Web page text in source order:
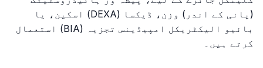
(پانی کے اندر) وزن، ڈیکسا (DEXA) اسکین، یا
بائیو الیکٹریکل امپیڈینس تجزیہ (BIA) استعمال
کرتے ہیں۔